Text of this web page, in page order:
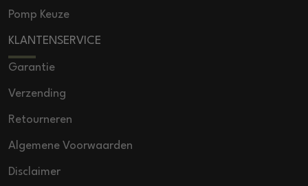
Pomp Keuze
KLANTENSERVICE
Garantie
Verzending
Retourneren
Algemene Voorwaarden
Disclaimer